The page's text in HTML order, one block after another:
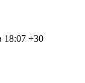
18:07 +30